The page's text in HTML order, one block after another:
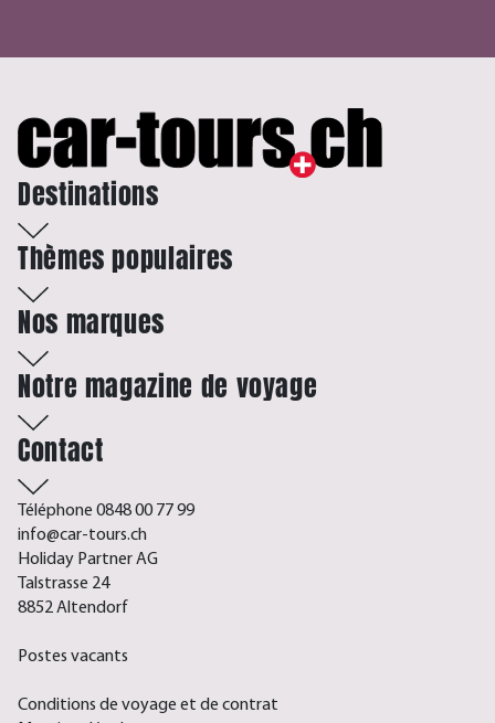
Destinations
Thèmes populaires
Nos marques
Notre magazine de voyage
Contact
Téléphone 0848 00 77 99
info@car-tours.ch
Holiday Partner AG
Talstrasse 24
8852 Altendorf
Postes vacants
Conditions de voyage et de contrat